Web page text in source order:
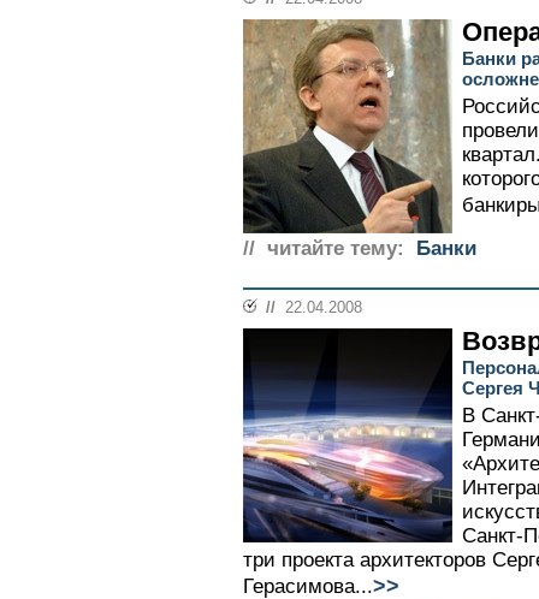
Банки
// читайте тему:
Банки
// 22.04.2008
Сергея
В
Санкт-
три проекта архитекторов
Герасимова...>>